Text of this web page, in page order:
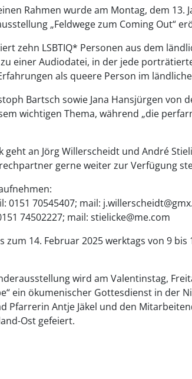
Rahmen wurde am Montag, dem 13.
„Feldwege zum Coming Out“
zehn LSBTIQ* Personen aus dem
einer Audiodatei, in der jede
als queere Person im
Bartsch sowie Jana Hansjürgen von
wichtigen Thema, während „die
geht an Jörg Willerscheidt und André
gerne weiter zur Verfügung
0151 70545407; mail:
74502227; mail: stielicke@me.com
zum 14. Februar 2025 werktags von 9
wird am Valentinstag,
ein ökumenischer Gottesdienst in der
Pfarrerin Antje Jäkel und den
Ost gefeiert.